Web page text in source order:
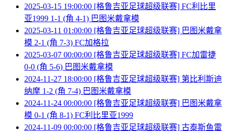
2025-03-15 19:00:00 [格鲁吉亚足球超级联赛] FC利比里
亚1999 1-1 (角 4-1) 巴图米戴拿模
2025-03-11 01:00:00 [格鲁吉亚足球超级联赛] 巴图米戴拿
模 2-1 (角 7-3) FC加格拉
2025-03-07 00:00:00 [格鲁吉亚足球超级联赛] FC加雷捷
0-0 (角 5-6) 巴图米戴拿模
2024-11-27 18:00:00 [格鲁吉亚足球超级联赛] 第比利斯迪
纳摩 1-2 (角 7-4) 巴图米戴拿模
2024-11-24 00:00:00 [格鲁吉亚足球超级联赛] 巴图米戴拿
模 0-1 (角 8-1) FC利比里亚1999
2024-11-09 00:00:00 [格鲁吉亚足球超级联赛] 古泰斯鱼雷